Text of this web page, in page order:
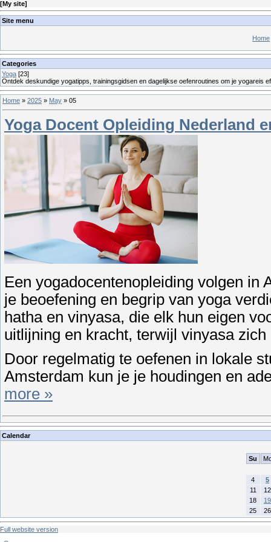
[My site]
Site menu
Home
Categories
Yoga [23]
Ontdek deskundige yogatipps, trainingsgidsen en dagelijkse oefenroutines om je yogareis
Home » 2025 » May » 05
Yoga Docent Opleiding Nederland
Een yogadocentenopleiding volgen in
je beoefening en begrip van yoga
hatha en vinyasa, die elk hun eigen
uitlijning en kracht, terwijl vinyasa
Door regelmatig te oefenen in lokale
Amsterdam kun je je houdingen en
more »
Calendar
Su
4
5
11
12
18
19
25
26
Full website version